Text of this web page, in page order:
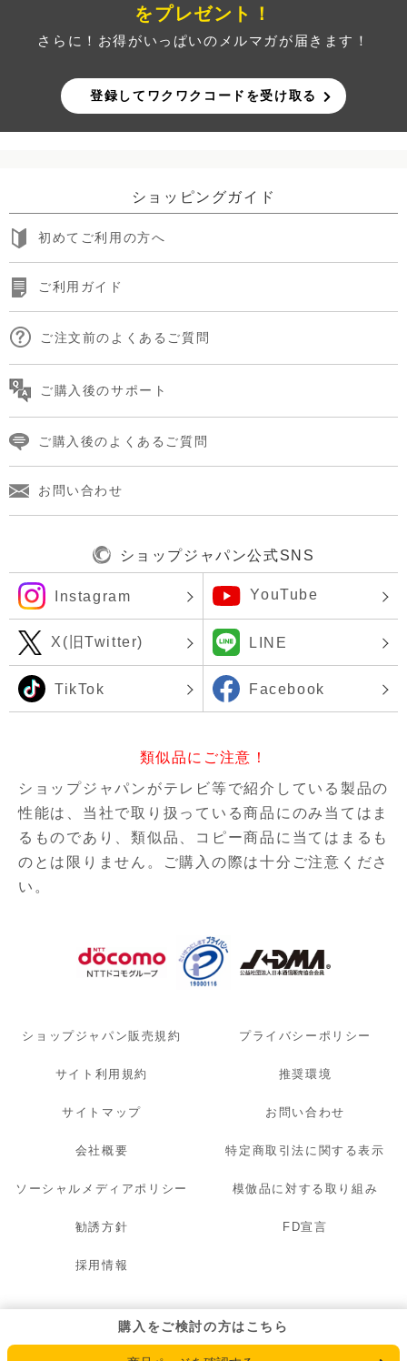
購入をご検討の方はこちら
をプレゼント！
さらに！お得がいっぱいのメルマガが届きます！
登録してワクワクコードを受け取る
ショッピングガイド
初めてご利用の方へ
ご利用ガイド
ご注文前のよくあるご質問
ご購入後のサポート
ご購入後のよくあるご質問
お問い合わせ
ショップジャパン公式SNS
Instagram YouTube
X(旧Twitter) LINE
TikTok Facebook
類似品にご注意！
ショップジャパンがテレビ等で紹介している製品の
性能は、当社で取り扱っている商品にのみ当てはま
るものであり、類似品、コピー商品に当てはまるも
のとは限りません。ご購入の際は十分ご注意くださ
い。
ショップジャパン販売規約 プライバシーポリシー
サイト利用規約 推奨環境
サイトマップ お問い合わせ
会社概要 特定商取引法に関する表示
ソーシャルメディアポリシー 模倣品に対する取り組み
勧誘方針 FD宣言
採用情報
© 2007 - 2026 OAK LAWN MARKETING. INC. All Rights Reserved.